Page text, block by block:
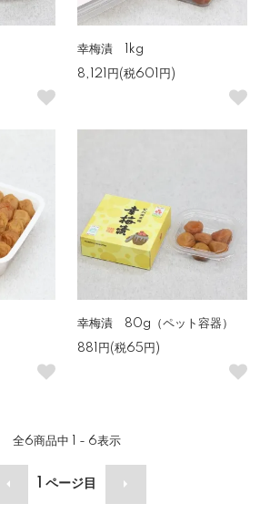
幸梅漬 1kg
8,121円(税601円)
幸梅漬 80g（ペット容器）
881円(税65円)
全6商品中 1 - 6表示
ページ目